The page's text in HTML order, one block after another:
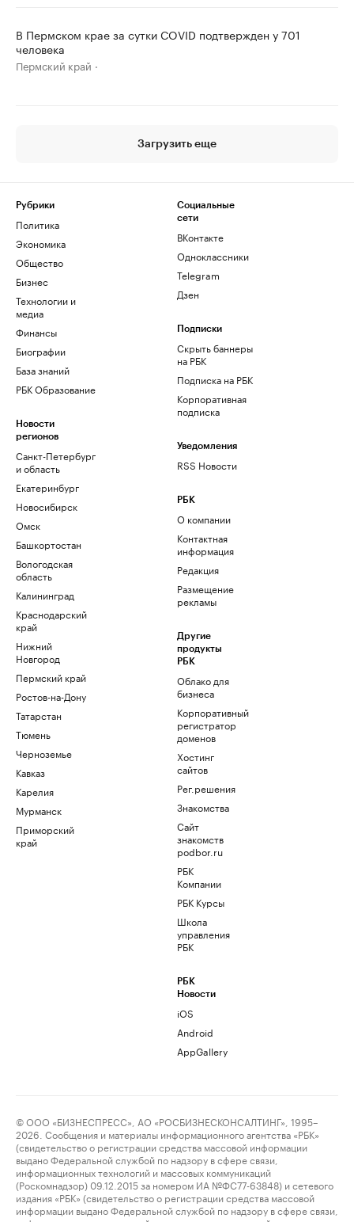
В Пермском крае за сутки COVID подтвержден у 701
человека
Пермский край
Загрузить еще
Рубрики
Политика
Экономика
Общество
Бизнес
Технологии и
медиа
Финансы
Биографии
База знаний
РБК Образование
Новости
регионов
Санкт-Петербург
и область
Екатеринбург
Новосибирск
Омск
Башкортостан
Вологодская
область
Калининград
Краснодарский
край
Нижний
Новгород
Пермский край
Ростов-на-Дону
Татарстан
Тюмень
Черноземье
Кавказ
Карелия
Мурманск
Приморский
край
Социальные
сети
ВКонтакте
Одноклассники
Telegram
Дзен
Подписки
Скрыть баннеры
на РБК
Подписка на РБК
Корпоративная
подписка
Уведомления
RSS Новости
РБК
О компании
Контактная
информация
Редакция
Размещение
рекламы
Другие
продукты
РБК
Облако для
бизнеса
Корпоративный
регистратор
доменов
Хостинг
сайтов
Рег.решения
Знакомства
Сайт
знакомств
podbor.ru
РБК
Компании
РБК Курсы
Школа
управления
РБК
РБК
Новости
iOS
Android
AppGallery
© ООО «БИЗНЕСПРЕСС», АО «РОСБИЗНЕСКОНСАЛТИНГ», 1995–
2026. Сообщения и материалы информационного агентства «РБК»
(свидетельство о регистрации средства массовой информации
выдано Федеральной службой по надзору в сфере связи,
информационных технологий и массовых коммуникаций
(Роскомнадзор) 09.12.2015 за номером ИА №ФС77-63848) и сетевого
издания «РБК» (свидетельство о регистрации средства массовой
информации выдано Федеральной службой по надзору в сфере связи,